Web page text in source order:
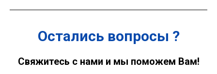
Остались вопросы ?
Свяжитесь с нами и мы поможем Вам!